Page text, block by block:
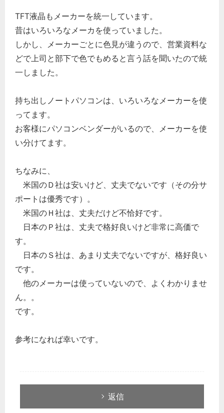
TFT液晶もメーカーを統一しています。
昔はいろいろなメーカを使っていました。
しかし、メーカーごとに色見が違うので、営業資料な
どで上司と部下で色でもめると言う話を聞いたので統
一しました。
持ち出しノートパソコンは、いろいろなメーカーを使
ってます。
お客様にパソコンベンダーがいるので、メーカーを使
い分けてます。
ちなみに、
米国のＤ社は安いけど、丈夫でないです（その分サ
ポートは優秀です）。
米国のＨ社は、丈夫だけど不恰好です。
日本のＰ社は、丈夫で格好良いけど非常に高価で
す。
日本のＳ社は、あまり丈夫でないですが、格好良い
です。
他のメーカーは使っていないので、よくわかりませ
ん。。
です。
参考になれば幸いです。
返信